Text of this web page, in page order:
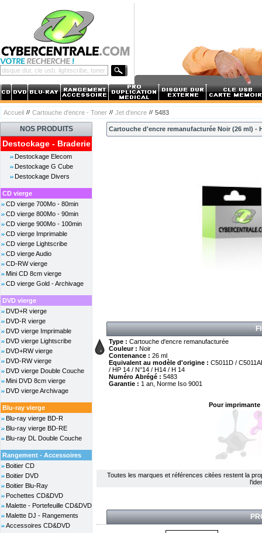
Accueil Cartouche d'encre - Toner Jet d'encre 5483
NOS PRODUITS
Destockage - Braderie
Destockage Elecom
Destockage G Cube
Destockage Divers
CD vierge
CD vierge 700Mo - 80min
CD vierge 800Mo - 90min
CD vierge 900Mo - 100min
CD vierge Imprimable
CD vierge Lightscribe
CD vierge Audio
CD-RW vierge
Mini CD 8cm vierge
CD vierge Gold - Archivage
DVD vierge
DVD+R vierge
DVD-R vierge
DVD vierge Imprimable
DVD vierge Lightscribe
DVD+RW vierge
DVD-RW vierge
DVD vierge Double Couche
Mini DVD 8cm vierge
DVD vierge Archivage
Blu-ray vierge
Blu-ray vierge BD-R
Blu-ray vierge BD-RE
Blu-ray DL Double Couche
Rangement - Accessoires
Boitier CD
Boitier DVD
Boitier Blu-Ray
Pochettes CD&DVD
Malette - Portefeuille CD&DVD
Malette DJ - Rangements
Accessoires CD&DVD
Cartouche d'encre remanufacturée Noir (26 ml) -
Type : Cartouche d'encre remanufacturée
Couleur : Noir
Contenance : 26 ml
Equivalent au modèle d'origine : C5011D /
/ HP 14 / N°14 / H14 / H 14
Numéro Abrégé : 5483
Garantie : 1 an, Norme Iso 9001
Pour imprimante
Toutes les marques et références citées restent la